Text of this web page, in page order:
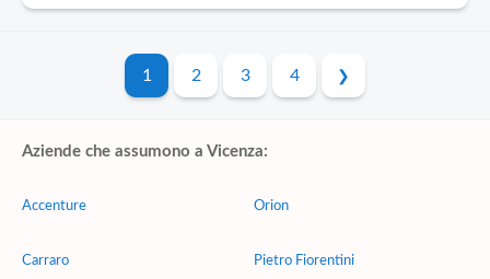
1 2 3 4
Aziende che assumono a Vicenza:
Accenture
Carraro
Orion
Pietro Fiorentini